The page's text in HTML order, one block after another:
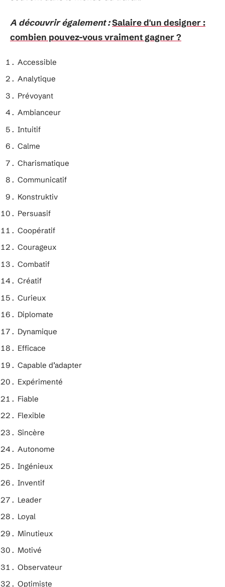
A découvrir également :Salaire d'un designer :
combien pouvez-vous vraiment gagner ?
Accessible
Analytique
Prévoyant
Ambianceur
Intuitif
Calme
Charismatique
Communicatif
Konstruktiv
Persuasif
Coopératif
Courageux
Combatif
Créatif
Curieux
Diplomate
Dynamique
Efficace
Capable d’adapter
Expérimenté
Fiable
Flexible
Sincère
Autonome
Ingénieux
Inventif
Leader
Loyal
Minutieux
Motivé
Observateur
Optimiste